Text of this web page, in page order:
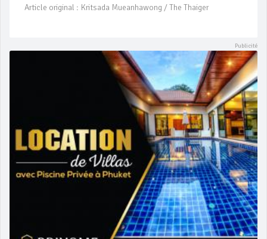
Article original : Kritsada Mueanhawong / The Thaiger